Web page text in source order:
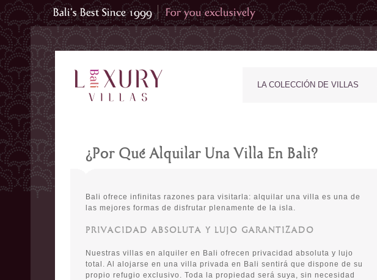
LA COLECCIÓN DE VILLAS
¿Por Qué Alquilar Una Villa En Bali?
Bali ofrece infinitas razones para visitarla: alquilar una villa es una de
las mejores formas de disfrutar plenamente de la isla.
PRIVACIDAD ABSOLUTA Y LUJO GARANTIZADO
Nuestras villas en alquiler en Bali ofrecen privacidad absoluta y lujo
total. Al alojarse en una villa privada en Bali sentirá que dispone de su
propio refugio exclusivo. Toda la propiedad será suya, sin necesidad